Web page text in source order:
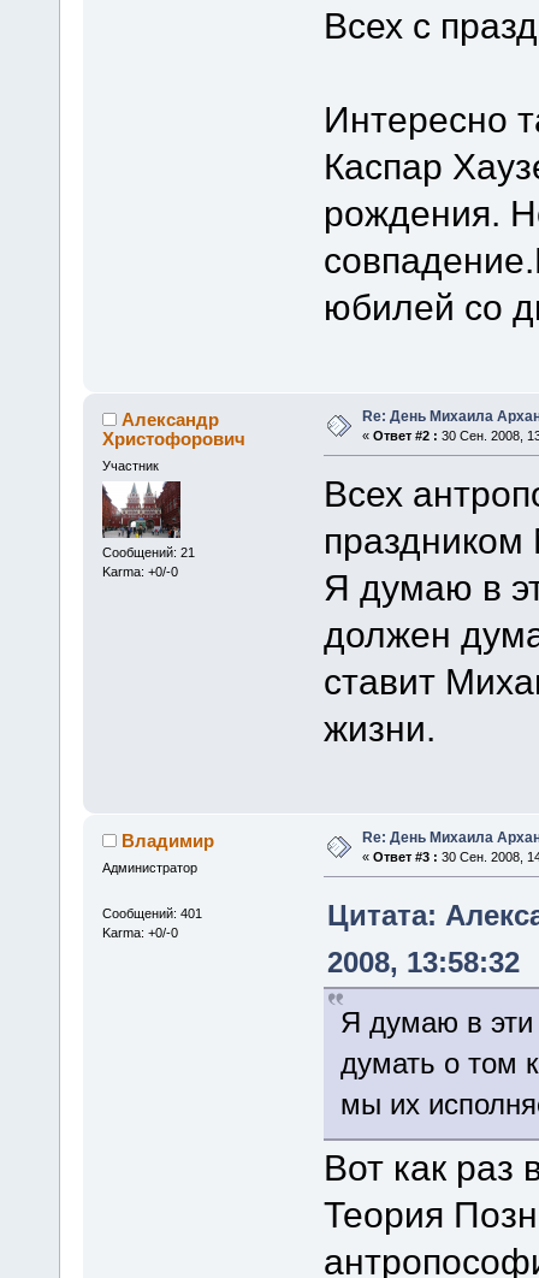
Всех с
Интересно
Каспар
рождения.
юбилей со
Александр
Христофорович
Участник
Сообщений: 21
Karma: +0/-0
Re: День Михаила
« Ответ #2 : 30 Сен. 2008,
Всех
Я думаю в
должен
ставит
жизни.
Владимир
Администратор
Сообщений: 401
Karma: +0/-0
Re: День Михаила
« Ответ #3 : 30 Сен. 2008,
Цитата:
2008, 13:58:32
Я думаю в
думать о том
мы их
Вот как раз
Теория